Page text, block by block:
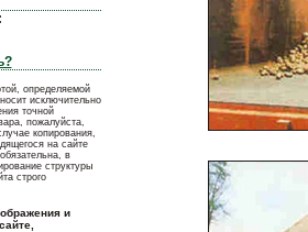
определяемой
исключительно
точной
пожалуйста,
копирования,
на сайте
в
структуры
строго
и